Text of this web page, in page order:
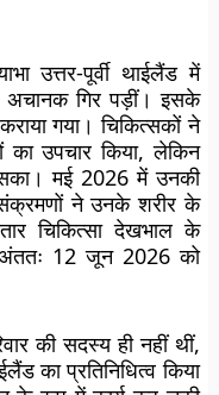
उत्तर-पूर्वी थाईलैंड में
अचानक गिर पड़ीं। इसके
गया। चिकित्सकों ने
उपचार किया, लेकिन
सका। मई 2026 में उनकी
ने उनके शरीर के
चिकित्सा देखभाल के
अंततः 12 जून 2026 को
की सदस्य ही नहीं थीं,
का प्रतिनिधित्व किया